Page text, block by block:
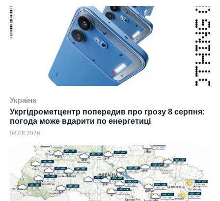
Україна
Укргідрометцентр попередив про грозу 8 серпня:
погода може вдарити по енергетиці
08.08.2026